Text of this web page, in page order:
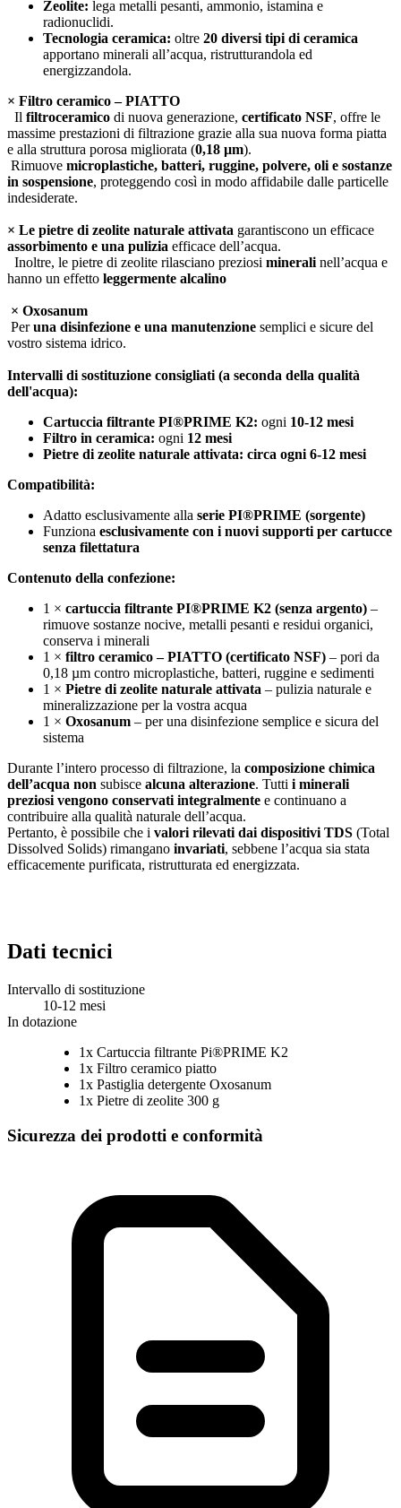
Zeolite: lega metalli pesanti, ammonio, istamina e
radionuclidi.
Tecnologia ceramica: oltre 20 diversi tipi di ceramica
apportano minerali all’acqua, ristrutturandola ed
energizzandola.
× Filtro ceramico – PIATTO
Il filtroceramico di nuova generazione, certificato NSF, offre le
massime prestazioni di filtrazione grazie alla sua nuova forma piatta
e alla struttura porosa migliorata (0,18 µm).
Rimuove microplastiche, batteri, ruggine, polvere, oli e sostanze
in sospensione, proteggendo così in modo affidabile dalle particelle
indesiderate.
× Le pietre di zeolite naturale attivata garantiscono un efficace
assorbimento e una pulizia efficace dell’acqua.
Inoltre, le pietre di zeolite rilasciano preziosi mineralinell’acqua e
hanno un effetto leggermente alcalino
× Oxosanum
Peruna disinfezione e una manutenzione semplici e sicure del
vostro sistema idrico.
Intervalli di sostituzione consigliati (a seconda della qualità
dell'acqua):
Cartuccia filtrante PI®PRIME K2: ogni 10-12 mesi
Filtro in ceramica: ogni 12 mesi
Pietre di zeolite naturale attivata: circa ogni 6-12 mesi
Compatibilità:
Adatto esclusivamente alla serie PI®PRIME (sorgente)
Funziona esclusivamente con i nuovi supporti per cartucce
senza filettatura
Contenuto della confezione:
1 × cartuccia filtrante PI®PRIME K2 (senza argento) –
rimuove sostanze nocive, metalli pesanti e residui organici,
conserva i minerali
1 × filtro ceramico – PIATTO (certificato NSF) – pori da
0,18 µm contro microplastiche, batteri, ruggine e sedimenti
1 × Pietre di zeolite naturale attivata – pulizia naturale e
mineralizzazione per la vostra acqua
1 × Oxosanum – per una disinfezione semplice e sicura del
sistema
Durante l’intero processo di filtrazione, la composizione chimica
dell’acqua non subisce alcuna alterazione. Tutti i minerali
preziosi vengono conservati integralmente e continuano a
contribuire alla qualità naturale dell’acqua.
Pertanto, è possibile che i valori rilevati dai dispositivi TDS (Total
Dissolved Solids) rimangano invariati, sebbene l’acqua sia stata
efficacemente purificata, ristrutturata ed energizzata.
Dati tecnici
Intervallo di sostituzione
10-12 mesi
In dotazione
1x Cartuccia filtrante Pi®PRIME K2
1x Filtro ceramico piatto
1x Pastiglia detergente Oxosanum
1x Pietre di zeolite 300 g
Sicurezza dei prodotti e conformità